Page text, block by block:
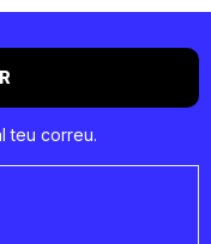
teu correu.